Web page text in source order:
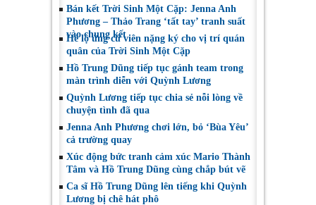
Bán kết Trời Sinh Một Cặp: Jenna Anh
Phương – Thảo Trang ‘tất tay’ tranh suất
vào chung kết
Hé lộ ứng cử viên nặng ký cho vị trí quán
quân của Trời Sinh Một Cặp
Hồ Trung Dũng tiếp tục gánh team trong
màn trình diễn với Quỳnh Lương
Quỳnh Lương tiếp tục chia sẻ nỗi lòng về
chuyện tình đã qua
Jenna Anh Phương chơi lớn, bỏ ‘Bùa Yêu’
cả trường quay
Xúc động bức tranh cảm xúc Mario Thành
Tâm và Hồ Trung Dũng cùng chắp bút vẽ
Ca sĩ Hồ Trung Dũng lên tiếng khi Quỳnh
Lương bị chê hát phô